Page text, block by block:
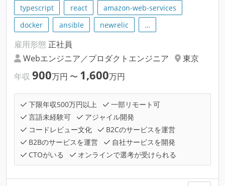
typescript react
amazon-web-services
docker
ansible newrelic …
雇用形態 正社員
Webエンジニア／プロダクトエンジニア
東京
年収 900万円 〜 1,600万円
下限年収500万円以上
一部リモート可
言語未経験可
アジャイル開発
コードレビュー文化
B2Cのサービスを運営
B2Bのサービスを運営
自社サービスを開発
CTOがいる
オンラインで選考が受けられる